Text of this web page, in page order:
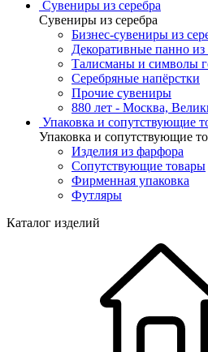
Сувениры из серебра
Сувениры из серебра
Бизнес-сувениры из
Декоративные панно из
Талисманы и символы
Серебряные напёрстки
Прочие сувениры
880 лет - Москва,
Упаковка и сопутствующие
Упаковка и сопутствующие
Изделия из фарфора
Сопутствующие товары
Фирменная упаковка
Футляры
Каталог изделий